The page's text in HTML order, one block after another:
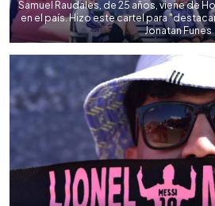
Samuel Raudales, de 25 años, viene de
en el país. Hizo este cartel para
Jonatan Funes